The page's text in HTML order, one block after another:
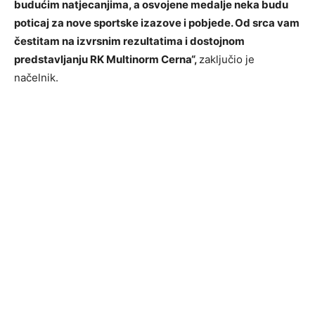
budućim natjecanjima, a osvojene medalje neka budu
poticaj za nove sportske izazove i pobjede. Od srca vam
čestitam na izvrsnim rezultatima i dostojnom
predstavljanju RK Multinorm Cerna“, zaključio je
načelnik.